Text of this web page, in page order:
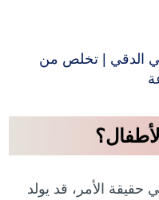
الدقي | تخلص من
حقيقة الأمر، قد يولد